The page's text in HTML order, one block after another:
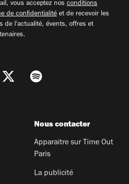
vous acceptez nos conditions
de confidentialité et de recevoir les
de l'actualité, évents, offres et
Nous contacter
Apparaitre sur Time Out
Paris
La publicité